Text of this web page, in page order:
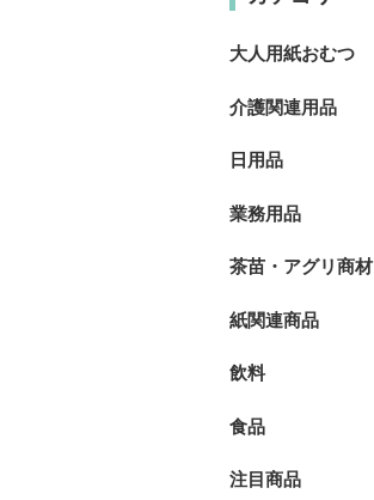
大人用紙おむつ
介護関連用品
日用品
業務用品
茶苗・アグリ商材
紙関連商品
飲料
食品
注目商品